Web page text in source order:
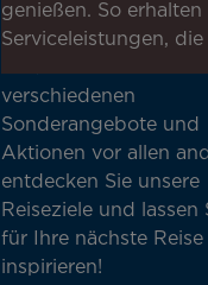
neuesten
erhalten!
verschiedenen
Sonderangebote und
Aktionen vor allen
entdecken Sie unsere
Reiseziele und lassen
für Ihre nächste Reise
inspirieren!
genießen. So
Serviceleistungen,